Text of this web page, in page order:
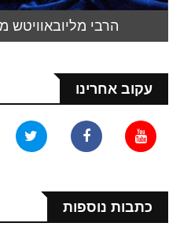
הרבי
עקוב אחרינו
כתבות נוספות